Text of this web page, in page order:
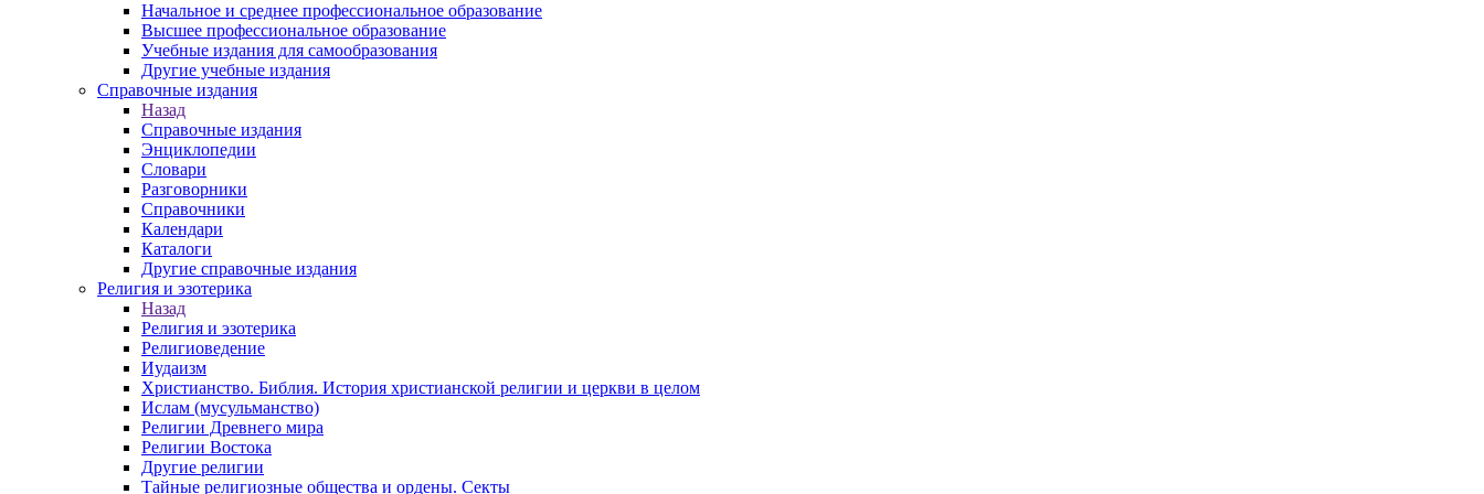
Начальное и среднее профессиональное образование
Высшее профессиональное образование
Учебные издания для самообразования
Другие учебные издания
Справочные издания
Назад
Справочные издания
Энциклопедии
Словари
Разговорники
Справочники
Календари
Каталоги
Другие справочные издания
Религия и эзотерика
Назад
Религия и эзотерика
Религиоведение
Иудаизм
Христианство. Библия. История христианской религии и церкви в целом
Ислам (мусульманство)
Религии Древнего мира
Религии Востока
Другие религии
Тайные религиозные общества и ордены. Секты